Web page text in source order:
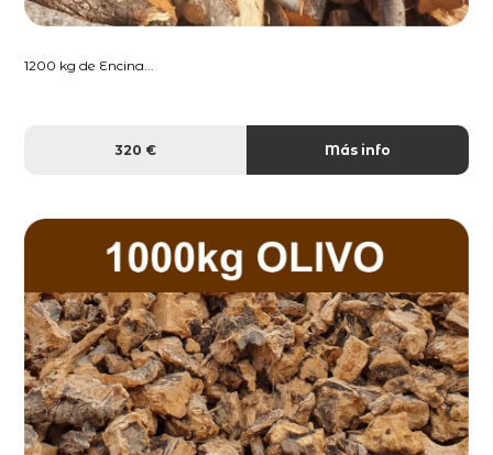
1200 kg de Encina...
320 € Más info